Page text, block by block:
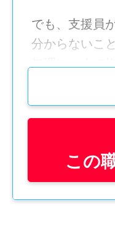
でも、支援員
分からないこ
無理に一人で
そんなあなた
「水族館の果
支援員やスタ
接客や調理な
この